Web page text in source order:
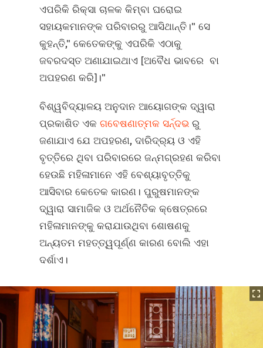
ଏପରିକି ରିକ୍ସା ଚାଳକ କିମ୍ବା ଘରୋଇ
ସହାୟକମାନଙ୍କ ପରିବାରରୁ ଆସିଥାନ୍ତି।" ସେ
କୁହନ୍ତି," କେତେକଙ୍କୁ ଏପରିକି ଏଠାକୁ
ଜବରଦସ୍ତ ଅଣାଯାଇଥାଏ [ଅବୈଧ ଭାବରେ ବା
ଅପହରଣ କରି]।"
ବିଶ୍ୱବିଦ୍ୟାଳୟ ଅନୁଦାନ ଆୟୋଗଙ୍କ ଦ୍ୱାରା
ପ୍ରକାଶିତ ଏକଗବେଷଣାତ୍ମକ ସର୍ନ୍ଦଭରୁ
ଜଣାଯାଏ ଯେ ଅପହରଣ, ଦାରିଦ୍ର୍ୟ ଓ ଏହି
ବୃତ୍ତିରେ ଥିବା ପରିବାରରେ ଜନ୍ମଗ୍ରହଣ କରିବା
ହେଉଛି ମହିଳାମାନେ ଏହି ବେଶ୍ୟାବୃତ୍ତିକୁ
ଆସିବାର କେତେକ କାରଣ। ପୁରୁଷମାନଙ୍କ
ଦ୍ୱାରା ସାମାଜିକ ଓ ଅର୍ଥନୈତିକ କ୍ଷେତ୍ରରେ
ମହିଳାମାନଙ୍କୁ କରାଯାଉଥିବା ଶୋଷଣକୁ
ଅନ୍ୟତମ ମହତ୍ତ୍ୱପୂର୍ଣ୍ଣ କାରଣ ବୋଲି ଏହା
ଦର୍ଶାଏ।